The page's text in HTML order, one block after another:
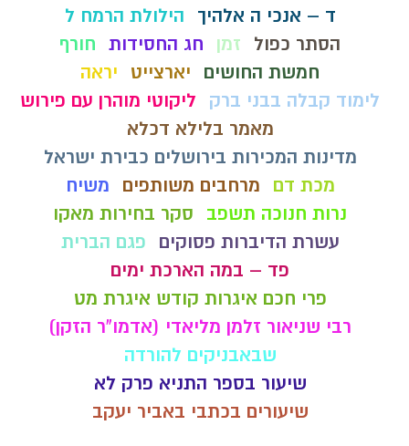
ד – אנכי ה אלהיך
הילולת הרמח ל
הסתר כפול
זמן חג החסידות חורף
חמשת החושים
יארצייט
יראה
לימוד קבלה בבני ברק ליקוטי מוהרן עם פירוש
מאמר בלילא דכלא
מדינות המכירות בירושלים כבירת ישראל
מכת דם
מרחבים משותפים
משיח
נרות חנוכה תשפב
סקר בחירות מאקו
עשרת הדיברות פסוקים
פגם הברית
פד – במה הארכת ימים
פרי חכם איגרות קודש איגרת מט
רבי שניאור זלמן מליאדי (אדמו"ר הזקן)
שבאבניקים להורדה
שיעור בספר התניא פרק לא
שיעורים בכתבי באביר יעקב